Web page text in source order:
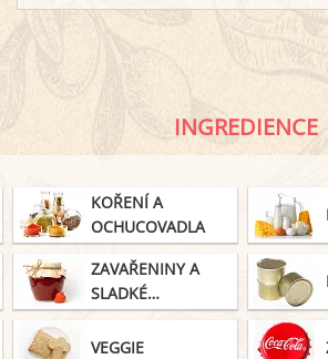
INGREDIENCE
KOŘENÍ A
OCHUCOVADLA
ZAVAŘENINY A
SLADKÉ
POMAZÁNKY
VEGGIE